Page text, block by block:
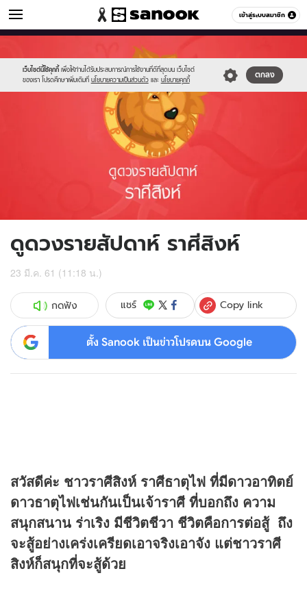
เข้าสู่ระบบสมาชิก
ดูดวง หมวดอื่นๆ
เว็บไซต์นี้ใช้คุกกี้ เพื่อให้ท่านได้รับประสบการณ์การใช้งานที่ดีที่สุดบน เว็บไซต์
ของเรา โปรดศึกษาเพิ่มเติมที่ นโยบายความเป็นส่วนตัว และ นโยบายคุกกี้
ตกลง
new-
sanook.png
ดูดวงรายสัปดาห์ ราศีสิงห์
23 มี.ค. 61 (11:18 น.)
กดฟัง แชร์ Copy link
ตั้ง Sanook เป็นข่าวโปรดบน Google
สวัสดีค่ะ ชาวราศีสิงห์ ราศีธาตุไฟ ที่มีดาวอาทิตย์
ดาวธาตุไฟเช่นกันเป็นเจ้าราศี ที่บอกถึง ความ
สนุกสนาน ร่าเริง มีชีวิตชีวา ชีวิตคือการต่อสู้ ถึง
จะสู้อย่างเคร่งเครียดเอาจริงเอาจัง แต่ชาวราศี
สิงห์ก็สนุกที่จะสู้ด้วย